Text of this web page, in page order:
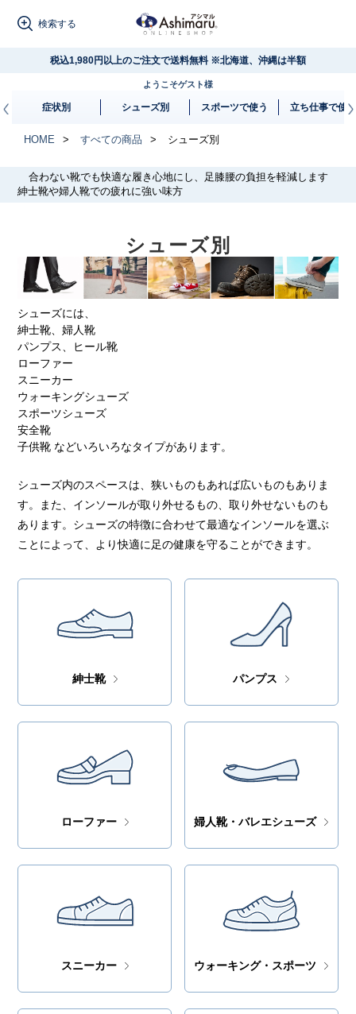
税込1,980円以上のご注文で送料無料 ※北海道、沖縄は半額
ようこそゲスト様
検索する
扁平足 外反母趾 立ち仕事
症状別 シューズ別 スポーツで使う 立ち仕事で使う
HOME すべての商品 シューズ別
合わない靴でも快適な履き心地にし、足膝腰の負担を軽減します
紳士靴や婦人靴での疲れに強い味方
シューズ別
シューズには、
紳士靴、婦人靴
パンプス、ヒール靴
ローファー
スニーカー
ウォーキングシューズ
スポーツシューズ
安全靴
子供靴 などいろいろなタイプがあります。
シューズ内のスペースは、狭いものもあれば広いものもありま
す。また、インソールが取り外せるもの、取り外せないものも
あります。シューズの特徴に合わせて最適なインソールを選ぶ
ことによって、より快適に足の健康を守ることができます。
紳士靴 パンプス
ローファー 婦人靴・バレエシューズ
スニーカー ウォーキング・スポーツ